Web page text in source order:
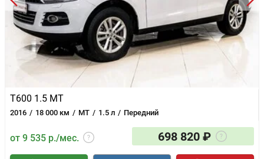
T600 1.5 MT
2016 18 000 км MT 1.5 л Передний
от 9 535 р./мес. 698 820 ₽